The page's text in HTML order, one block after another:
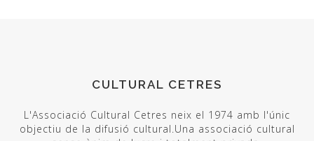
CULTURAL CETRES
L'Associació Cultural Cetres neix el 1974 amb l'únic
objectiu de la difusió cultural.Una associació cultural